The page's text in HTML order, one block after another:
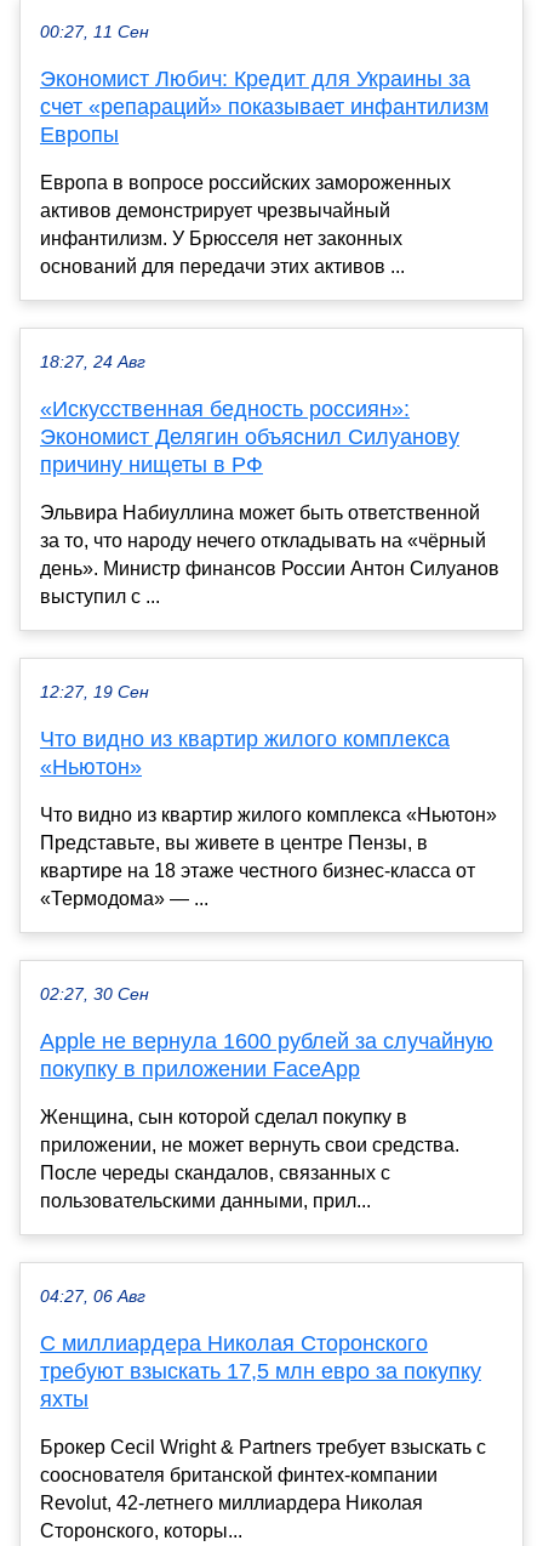
00:27, 11 Сен
Экономист Любич: Кредит для Украины за
счет «репараций» показывает инфантилизм
Европы
Европа в вопросе российских замороженных
активов демонстрирует чрезвычайный
инфантилизм. У Брюсселя нет законных
оснований для передачи этих активов ...
18:27, 24 Авг
«Искусственная бедность россиян»:
Экономист Делягин объяснил Силуанову
причину нищеты в РФ
Эльвира Набиуллина может быть ответственной
за то, что народу нечего откладывать на «чёрный
день». Министр финансов России Антон Силуанов
выступил с ...
12:27, 19 Сен
Что видно из квартир жилого комплекса
«Ньютон»
Что видно из квартир жилого комплекса «Ньютон»
Представьте, вы живете в центре Пензы, в
квартире на 18 этаже честного бизнес-класса от
«Термодома» — ...
02:27, 30 Сен
Apple не вернула 1600 рублей за случайную
покупку в приложении FaceApp
Женщина, сын которой сделал покупку в
приложении, не может вернуть свои средства.
После череды скандалов, связанных с
пользовательскими данными, прил...
04:27, 06 Авг
С миллиардера Николая Сторонского
требуют взыскать 17,5 млн евро за покупку
яхты
Брокер Cecil Wright & Partners требует взыскать с
сооснователя британской финтех-компании
Revolut, 42-летнего миллиардера Николая
Сторонского, которы...